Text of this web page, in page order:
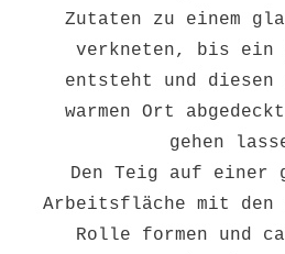
Zutaten zu einem
verkneten, bis
entsteht und diesen
warmen Ort
gehen
Den Teig auf einer
Arbeitsfläche mit den
Rolle formen und